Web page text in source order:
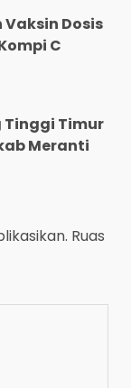
Vaksin Dosis
C
Tinggi Timur
Meranti
Ruas